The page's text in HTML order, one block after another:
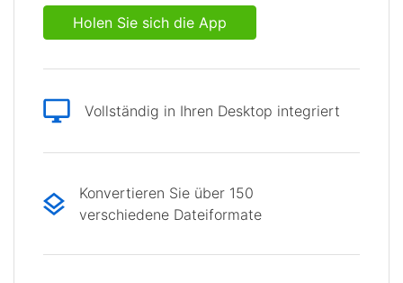
Holen Sie sich die App
Vollständig in Ihren Desktop integriert
Konvertieren Sie über 150
verschiedene Dateiformate